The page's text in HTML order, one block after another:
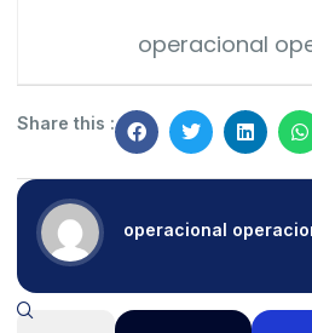
operacional
Share this :
operacional